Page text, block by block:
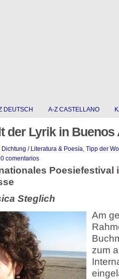
DEUTSCH A-Z CASTELLANO
der Lyrik in Buenos
Dichtung / Literatura & Poesía, Tipp der
0 comentarios
Poesiefestival
Steglich
Am
zum